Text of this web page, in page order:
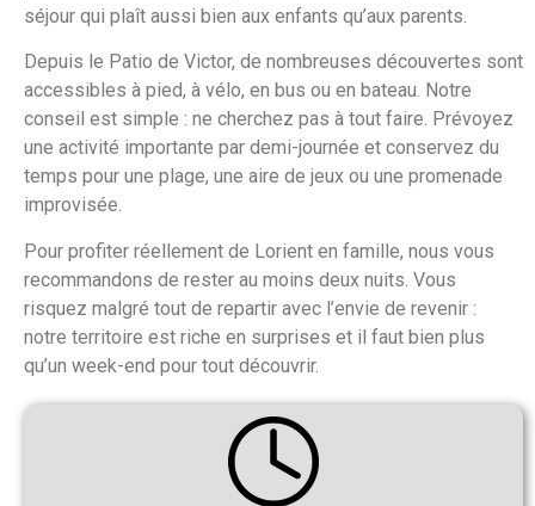
séjour qui plaît aussi bien aux enfants qu’aux parents.
Depuis le Patio de Victor, de nombreuses découvertes sont
accessibles à pied, à vélo, en bus ou en bateau. Notre
conseil est simple : ne cherchez pas à tout faire. Prévoyez
une activité importante par demi-journée et conservez du
temps pour une plage, une aire de jeux ou une promenade
improvisée.
Pour profiter réellement de Lorient en famille, nous vous
recommandons de rester au moins deux nuits. Vous
risquez malgré tout de repartir avec l’envie de revenir :
notre territoire est riche en surprises et il faut bien plus
qu’un week-end pour tout découvrir.